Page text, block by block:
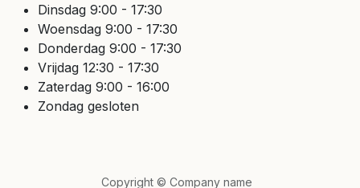
Dinsdag 9:00 - 17:30
Woensdag 9:00 - 17:30
Donderdag 9:00 - 17:30
Vrijdag 12:30 - 17:30
Zaterdag 9:00 - 16:00
Zondag gesloten
Copyright © Company name